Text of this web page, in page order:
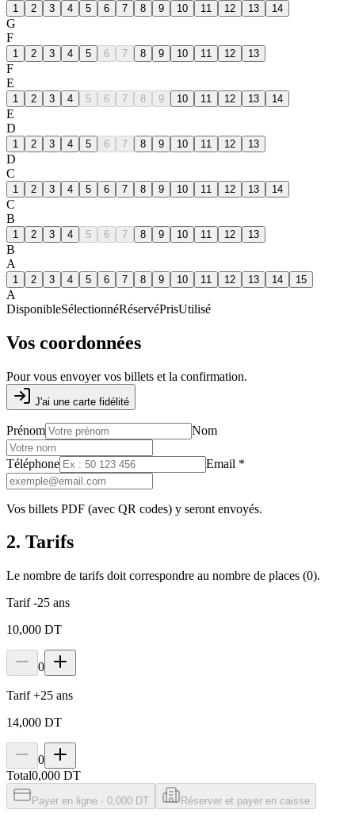
1 2 3 4 5 6 7 8 9 10 11 12 13 14
G
F
1 2 3 4 5 6 7 8 9 10 11 12 13
F
E
1 2 3 4 5 6 7 8 9 10 11 12 13 14
E
D
1 2 3 4 5 6 7 8 9 10 11 12 13
D
C
1 2 3 4 5 6 7 8 9 10 11 12 13 14
C
B
1 2 3 4 5 6 7 8 9 10 11 12 13
B
A
1 2 3 4 5 6 7 8 9 10 11 12 13 14 15
A
DisponibleSélectionnéRéservéPrisUtilisé
Vos coordonnées
Pour vous envoyer vos billets et la confirmation.
J'ai une carte fidélité
Prénom Nom
Téléphone Email *
Vos billets PDF (avec QR codes) y seront envoyés.
2. Tarifs
Le nombre de tarifs doit correspondre au nombre de places (0).
Tarif -25 ans
10,000 DT
0
Tarif +25 ans
14,000 DT
0
Total0,000 DT
Payer en ligne · 0,000 DT Réserver et payer en caisse